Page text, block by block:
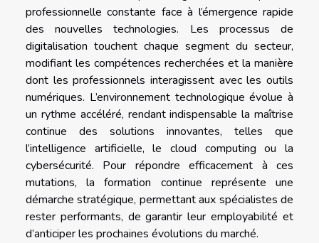
professionnelle constante face à l’émergence rapide
des nouvelles technologies. Les processus de
digitalisation touchent chaque segment du secteur,
modifiant les compétences recherchées et la manière
dont les professionnels interagissent avec les outils
numériques. L’environnement technologique évolue à
un rythme accéléré, rendant indispensable la maîtrise
continue des solutions innovantes, telles que
l’intelligence artificielle, le cloud computing ou la
cybersécurité. Pour répondre efficacement à ces
mutations, la formation continue représente une
démarche stratégique, permettant aux spécialistes de
rester performants, de garantir leur employabilité et
d’anticiper les prochaines évolutions du marché.